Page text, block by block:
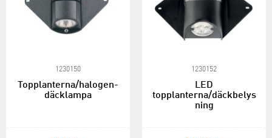
1230150
Topplanterna/halogen-
däcklampa
1230152
LED
topplanterna/däckbelys
ning